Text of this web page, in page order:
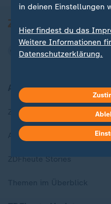
Aktuell bei ZDFheute
Zuletzt veröffentlicht
Aktuelle Sendungs-Videos
ZDFheute Stories
in deinen Einstellungen
Hier findest du das
Weitere Informationen
Datenschutzerklärung.